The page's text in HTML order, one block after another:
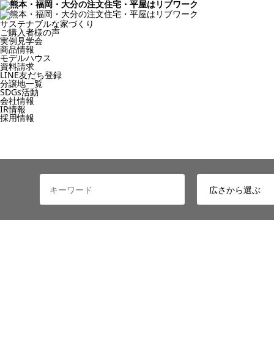
サステナブルな家づくり
ご購入者様の声
実例見学会
商品情報
モデルハウス
資料請求
LINE友だち登録
分譲地一覧
SDGs活動
会社情報
IR情報
採用情報